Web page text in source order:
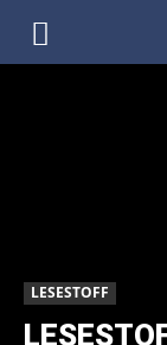
DenkfabrikBlog
LESESTOFF